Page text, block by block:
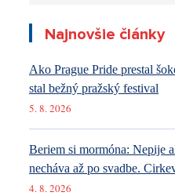
Najnovšie články
Ako Prague Pride prestal
stal bežný pražský festival
5. 8. 2026
Beriem si mormóna: Nepije
necháva až po svadbe.
4. 8. 2026